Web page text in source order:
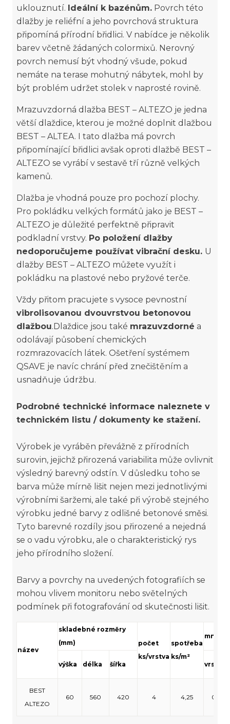
uklouznutí. Ideální k bazénům. Povrch této
dlažby je reliéfní a jeho povrchová struktura
připomíná přírodní břidlici. V nabídce je několik
barev včetně žádaných colormixů. Nerovný
povrch nemusí být vhodný všude, pokud
nemáte na terase mohutný nábytek, mohl by
být problém udržet stolek v naprosté rovině.
Mrazuvzdorná dlažba BEST – ALTEZO je jedna
větší dlaždice, kterou je možné doplnit dlažbou
BEST – ALTEA. I tato dlažba má povrch
připomínající břidlici avšak oproti dlažbě BEST –
ALTEZO se vyrábí v sestavě tří různě velkých
kamenů.
Dlažba je vhodná pouze pro pochozí plochy.
Pro pokládku velkých formátů jako je BEST –
ALTEZO je důležité perfektně připravit
podkladní vrstvy. Po položení dlažby
nedoporučujeme používat vibrační desku. U
dlažby BEST – ALTEZO můžete využít i
pokládku na plastové nebo pryžové terče.
Vždy přitom pracujete s vysoce pevnostní
vibrolisovanou dvouvrstvou betonovou
dlažbou.Dlaždice jsou také mrazuvzdorné a
odolávají působení chemických
rozmrazovacích látek. Ošetření systémem
QSAVE je navíc chrání před znečištěním a
usnadňuje údržbu.
Podrobné technické informace naleznete v
technickém listu / dokumenty ke stažení.
Výrobek je vyráběn převážně z přírodních
surovin, jejichž přirozená variabilita může ovlivnit
výsledný barevný odstín. V důsledku toho se
barva může mírně lišit nejen mezi jednotlivými
výrobními šaržemi, ale také při výrobě stejného
výrobku jedné barvy z odlišné betonové směsi.
Tyto barevné rozdíly jsou přirozené a nejedná
se o vadu výrobku, ale o charakteristický rys
jeho přírodního složení.
Barvy a povrchy na uvedených fotografiích se
mohou vlivem monitoru nebo světelných
podmínek při fotografování od skutečnosti lišit.
název
skladebné rozměry
(mm)
počet
ks/vrstva
spotřeba
ks/m²
výška délka šířka vrstva
BEST
ALTEZO
60 560 420 4 4,25 0,94